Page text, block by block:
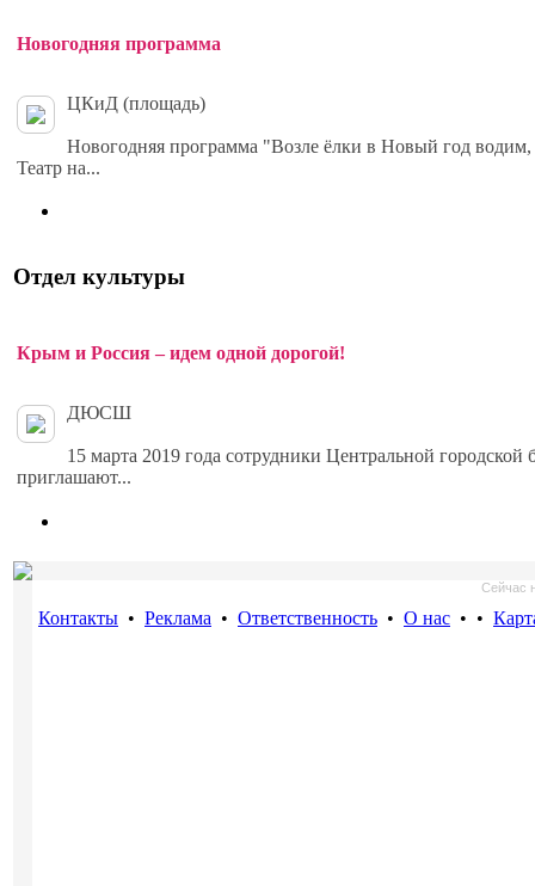
Новогодняя программа
ЦКиД (площадь)
Новогодняя программа "Возле ёлки в Новый год
Театр на...
Отдел культуры
Крым и Россия – идем одной дорогой!
ДЮСШ
15 марта 2019 года сотрудники Центральной
приглашают...
Сейчас
Контакты • Реклама • Ответственность • О нас • •